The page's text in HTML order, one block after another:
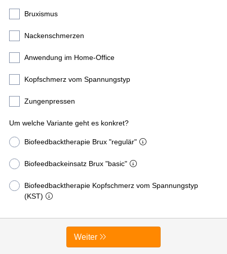
Bruxismus
Nackenschmerzen
Anwendung im Home-Office
Kopfschmerz vom Spannungstyp
Zungenpressen
Um welche Variante geht es konkret?
Biofeedbacktherapie Brux "regulär"
Biofeedbackeinsatz Brux "basic"
Biofeedbacktherapie Kopfschmerz vom Spannungstyp
(KST)
Weiter